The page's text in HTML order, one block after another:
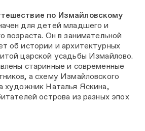
по Измайловскому
для детей младшего и
возраста. Он в занимательной
об истории и архитектурных
царской усадьбы Измайлово.
старинные и современные
а схему Измайловского
художник Наталья Яскина,
острова из разных эпох